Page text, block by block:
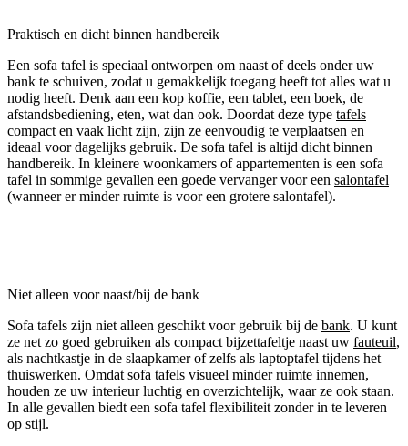
Praktisch en dicht binnen handbereik
Een sofa tafel is speciaal ontworpen om naast of deels onder uw
bank te schuiven, zodat u gemakkelijk toegang heeft tot alles wat u
nodig heeft. Denk aan een kop koffie, een tablet, een boek, de
afstandsbediening, eten, wat dan ook. Doordat deze type tafels
compact en vaak licht zijn, zijn ze eenvoudig te verplaatsen en
ideaal voor dagelijks gebruik. De sofa tafel is altijd dicht binnen
handbereik. In kleinere woonkamers of appartementen is een sofa
tafel in sommige gevallen een goede vervanger voor een salontafel
(wanneer er minder ruimte is voor een grotere salontafel).
Niet alleen voor naast/bij de bank
Sofa tafels zijn niet alleen geschikt voor gebruik bij de bank. U kunt
ze net zo goed gebruiken als compact bijzettafeltje naast uw fauteuil,
als nachtkastje in de slaapkamer of zelfs als laptoptafel tijdens het
thuiswerken. Omdat sofa tafels visueel minder ruimte innemen,
houden ze uw interieur luchtig en overzichtelijk, waar ze ook staan.
In alle gevallen biedt een sofa tafel flexibiliteit zonder in te leveren
op stijl.